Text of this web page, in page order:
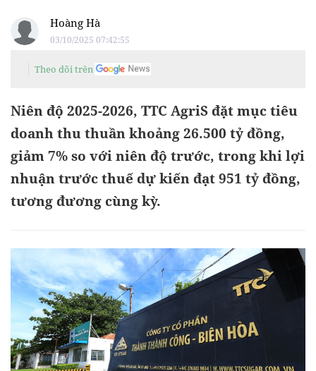
Hoàng Hà
03/10/2025 07:42:55
Theo dõi trên
Niên độ 2025-2026, TTC AgriS đặt mục tiêu
doanh thu thuần khoảng 26.500 tỷ đồng,
giảm 7% so với niên độ trước, trong khi lợi
nhuận trước thuế dự kiến đạt 951 tỷ đồng,
tương đương cùng kỳ.